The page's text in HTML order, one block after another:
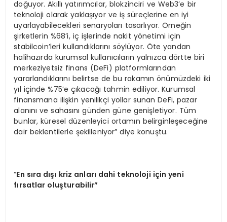
doğuyor. Akıllı yatırımcılar, blokzinciri ve Web3’e bir
teknoloji olarak yaklaşıyor ve iş süreçlerine en iyi
uyarlayabilecekleri senaryoları tasarlıyor. Örneğin
şirketlerin %68’i, iç işlerinde nakit yönetimi için
stabilcoin’leri kullandıklarını söylüyor. Öte yandan
halihazırda kurumsal kullanıcıların yalnızca dörtte biri
merkeziyetsiz finans (DeFi) platformlarından
yararlandıklarını belirtse de bu rakamın önümüzdeki iki
yıl içinde %75’e çıkacağı tahmin ediliyor. Kurumsal
finansmana ilişkin yenilikçi yollar sunan DeFi, pazar
alanını ve sahasını günden güne genişletiyor. Tüm
bunlar, küresel düzenleyici ortamın belirginleşeceğine
dair beklentilerle şekilleniyor” diye konuştu.
“En sıra dışı kriz anları dahi teknoloji için yeni
fırsatlar oluşturabilir”